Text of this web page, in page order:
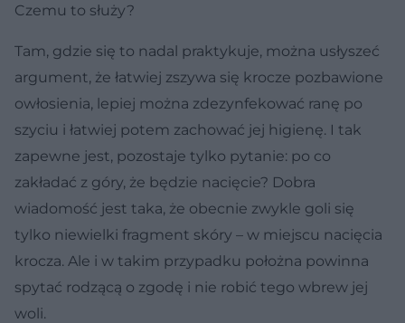
Czemu to służy?
Tam, gdzie się to nadal praktykuje, można usłyszeć
argument, że łatwiej zszywa się krocze pozbawione
owłosienia, lepiej można zdezynfekować ranę po
szyciu i łatwiej potem zachować jej higienę. I tak
zapewne jest, pozostaje tylko pytanie: po co
zakładać z góry, że będzie nacięcie? Dobra
wiadomość jest taka, że obecnie zwykle goli się
tylko niewielki fragment skóry – w miejscu nacięcia
krocza. Ale i w takim przypadku położna powinna
spytać rodzącą o zgodę i nie robić tego wbrew jej
woli.